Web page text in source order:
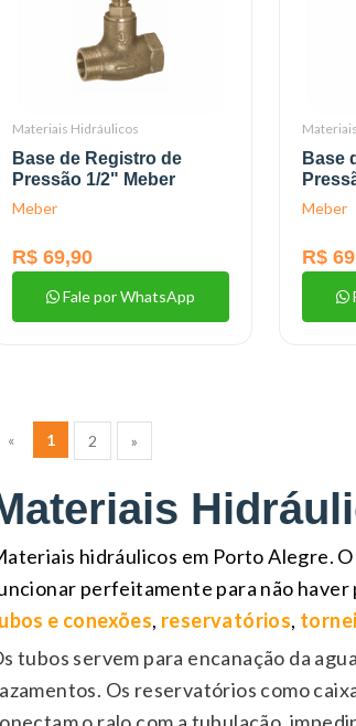
Materiais Hidráulicos
Base de Registro de
Pressão 1/2" Meber
Meber
R$ 69,90
Fale por WhatsApp
Base
Meber
R$
« 1 2 »
hidráulicos em Porto Alegre.
perfeitamente para não haver
e conexões, reservatórios,
tubos servem para encanação da
Os reservatórios como